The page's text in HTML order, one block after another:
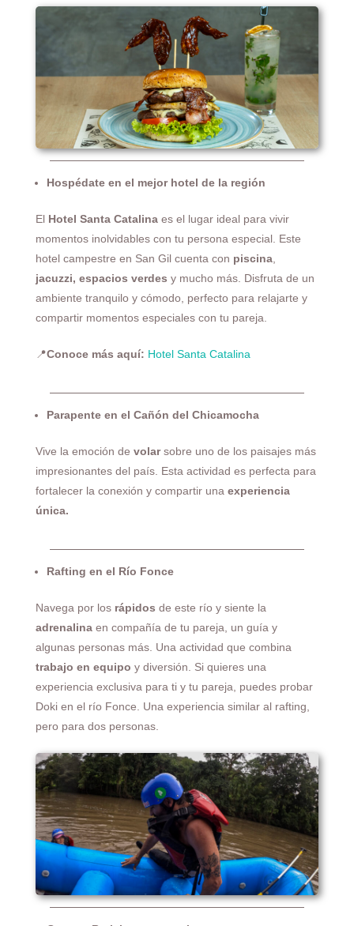
Hospédate en el mejor hotel de la región
El Hotel Santa Catalinaes el lugar ideal para vivir
momentos inolvidables con tu persona especial. Este
hotel campestre en San Gil cuenta con piscina,
jacuzzi, espacios verdes y mucho más. Disfruta de un
ambiente tranquilo y cómodo, perfecto para relajarte y
compartir momentos especiales con tu pareja.
📍Conoce más aquí: Hotel Santa Catalina
Parapente en el Cañón del Chicamocha
Vive la emoción de volarsobre uno de los paisajes más
impresionantes del país. Esta actividad es perfecta para
fortalecer la conexión y compartir una experiencia
única.
Rafting en el Río Fonce
Navega por los rápidos de este río y siente la
adrenalinaen compañía de tu pareja, un guía y
algunas personas más. Una actividad que combina
trabajo en equipo y diversión. Si quieres una
experiencia exclusiva para ti y tu pareja, puedes probar
Doki en el río Fonce. Una experiencia similar al rafting,
pero para dos personas.